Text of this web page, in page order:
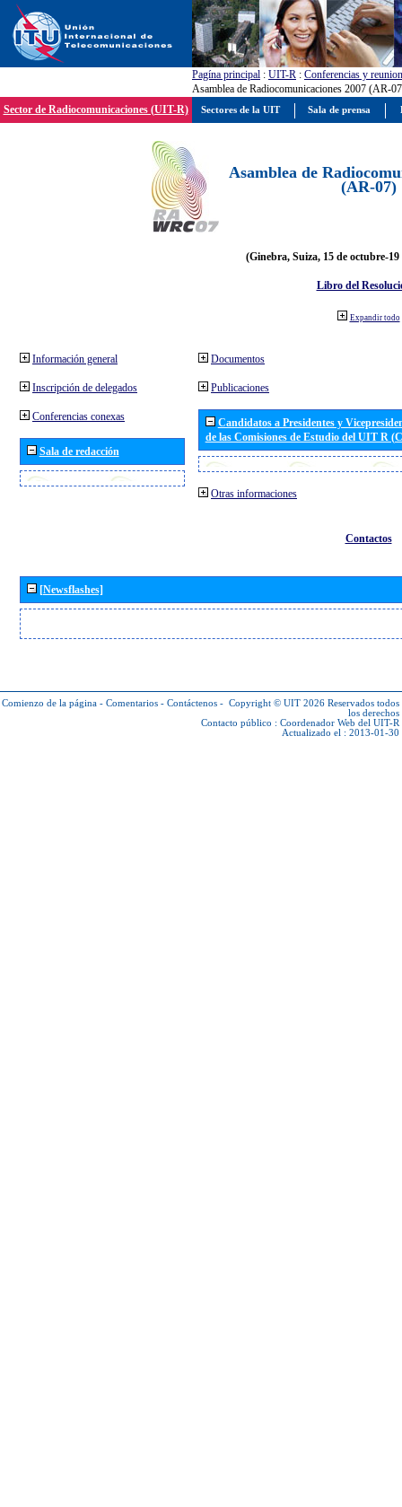
Pagína principal : UIT-R : Conferencias y
Asamblea de Radiocomunicaciones 2007 (AR-
Sector de Radiocomunicaciones (UIT-R)
Asamblea de
(AR-07)
(Ginebra, Suiza, 15 de octubre-19
Libro del
Expandir todo
Información general
Inscripción de delegados
Conferencias conexas
Sala de redacción
Documentos
Publicaciones
Candidatos a Presidentes y
de las Comisiones de Estudio del UIT R
Otras informaciones
Contactos
[Newsflashes]
Comienzo de la página - Comentarios - Contáctenos - Copyright © UIT 2026 Reservados todos
los derechos
Contacto público : Coordenador Web del UIT-R
Actualizado el : 2013-01-30
Sectores de la UIT Sala de prensa